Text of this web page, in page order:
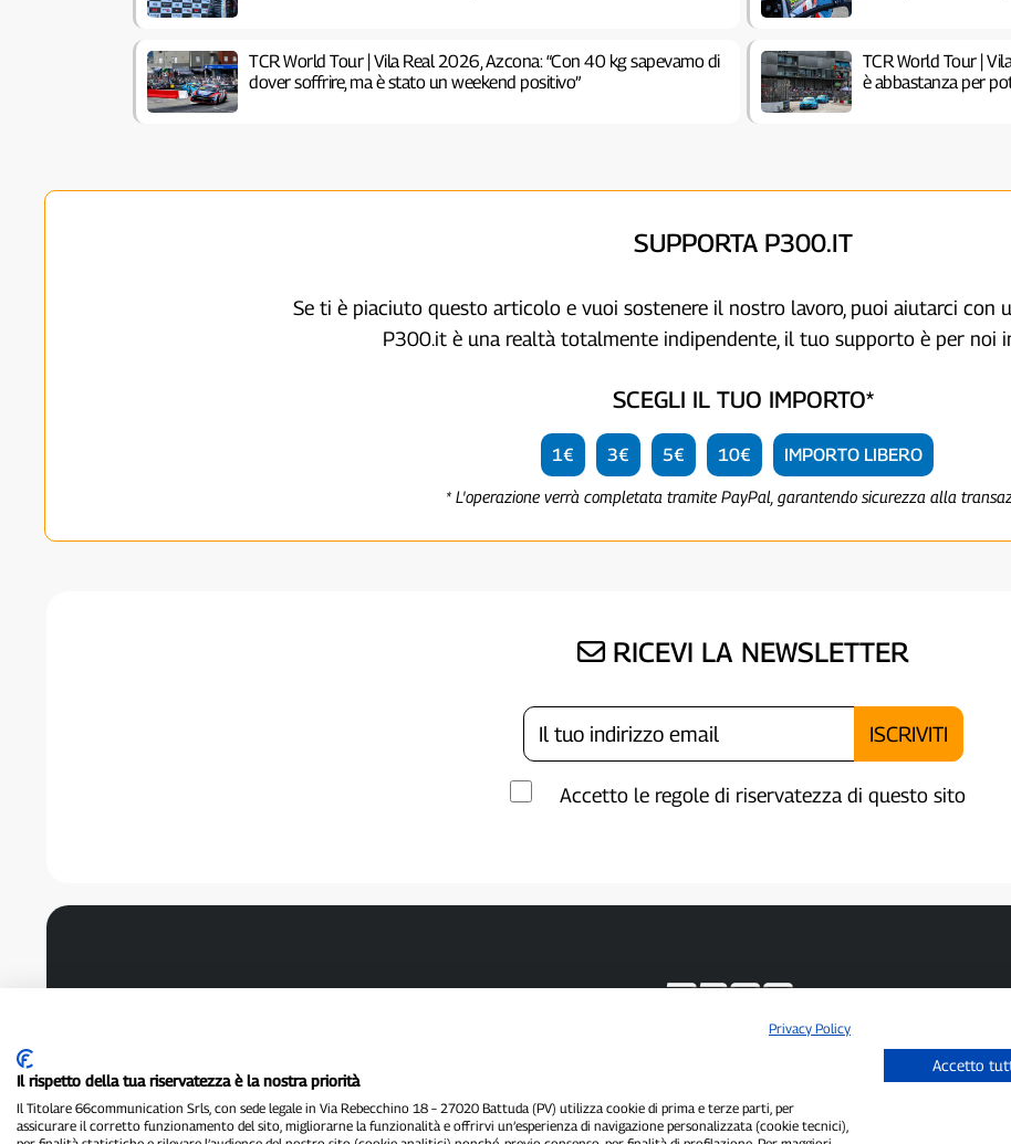
TCR World Tour | Vila Real 2026, Azcona: “Con 40 kg sapevamo di
dover soffrire, ma è stato un weekend positivo”
TCR World Tour |
è abbastanza per
SUPPORTA P300.IT
Se ti è piaciuto questo articolo e vuoi sostenere il nostro lavoro, puoi aiutarci con
P300.it è una realtà totalmente indipendente, il tuo supporto è per noi
SCEGLI IL TUO IMPORTO*
1€ 3€ 5€ 10€ IMPORTO LIBERO
* L'operazione verrà completata tramite PayPal, garantendo sicurezza alla
RICEVI LA NEWSLETTER
Accetto le regole di riservatezza di questo sito
P300.it è una Testata Giornalistica indipendente
Registrazione numero 1/2021 del 1/2/2021 - Tribunale di Pavia
- P.IVA 02798890188
Direttore Responsabile:Alessandro Secchi- Vicedirettore:
Privacy Policy-Cookie Policy
Privacy Policy
Il rispetto della tua riservatezza è la nostra priorità
Il Titolare 66communication Srls, con sede legale in Via Rebecchino 18 – 27020 Battuda (PV) utilizza cookie di prima e terze parti, per
assicurare il corretto funzionamento del sito, migliorarne la funzionalità e offrirvi un’esperienza di navigazione personalizzata (cookie tecnici),
Accetto